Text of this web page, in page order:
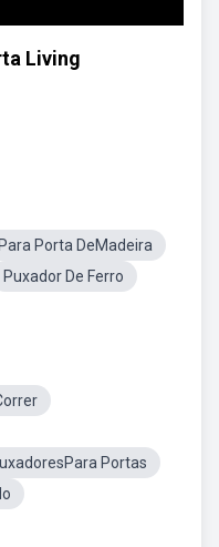
Living
Porta DeMadeira
Puxador De Ferro
Portas